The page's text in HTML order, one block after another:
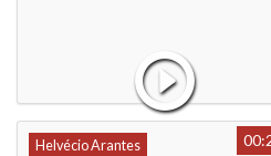
Helvécio Arantes